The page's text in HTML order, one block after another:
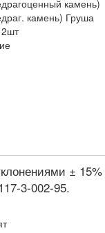
камень)
камень) Груша
± 15%
3-002-95.